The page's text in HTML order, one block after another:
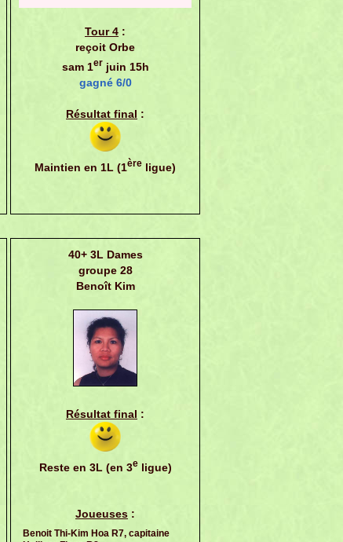
Tour 4 :
reçoit Orbe
sam 1er juin 15h
gagné 6/0
Résultat final :
Maintien en 1L (1ère ligue)
40+ 3L Dames
groupe 28
Benoît Kim
Résultat final :
Reste en 3L (en 3eligue)
Joueuses :
Benoit Thi-Kim Hoa R7, capitaine